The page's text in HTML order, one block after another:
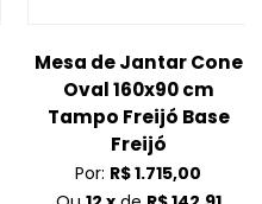
Mesa de Jantar Cone
Oval 160x90 cm
Tampo Freijó Base
Freijó
Por: R$ 1.715,00